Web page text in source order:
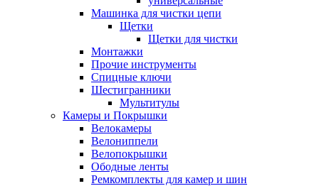
Машинка для чистки цепи
Щетки
Щетки для чистки
Монтажки
Прочие инструменты
Спицные ключи
Шестигранники
Мультитулы
Камеры и Покрышки
Велокамеры
Велониппели
Велопокрышки
Ободные ленты
Ремкомплекты для камер и шин